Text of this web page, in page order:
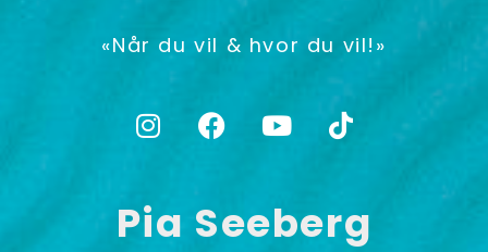
«Når du vil & hvor du vil!»
Pia Seeberg